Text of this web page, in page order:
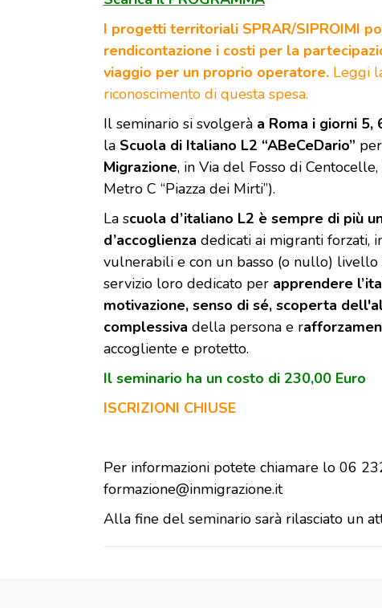
I progetti territoriali SPRAR/SIPROIMI
rendicontazione i costi per la
viaggio per un proprio operatore.Leggi
riconoscimento di questa spesa.
Il seminario si svolgerà a Roma i giorni
la Scuola di Italiano L2 “ABeCeDario”
Migrazione, in Via del Fosso di
Metro C “Piazza dei Mirti”).
La scuola d’italiano L2 è sempre di più
d’accoglienza dedicati ai migranti forzati,
vulnerabili e con un basso (o nullo) livello
servizio loro dedicato perapprendere
motivazione, senso di sé, scoperta
complessiva della persona e r
accogliente e protetto.
Il seminario ha un costo di 230,00 Euro
ISCRIZIONI CHIUSE
Per informazioni potete chiamare lo 06
formazione@inmigrazione.it
Alla fine del seminario sarà rilasciato un